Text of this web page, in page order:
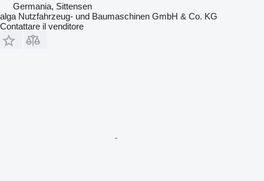
Germania, Sittensen
alga Nutzfahrzeug- und Baumaschinen GmbH & Co. KG
Contattare il venditore